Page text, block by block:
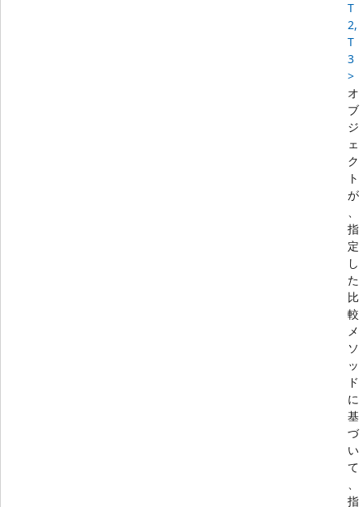
T
2,
T
3
>
オ
ブ
ジ
ェ
ク
ト
が
指
定
し
た
比
較
メ
ソ
ッ
ド
に
基
づ
い
て
指